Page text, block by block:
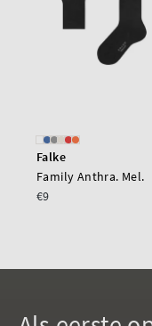
Falke
Family Anthra. Mel.
€9